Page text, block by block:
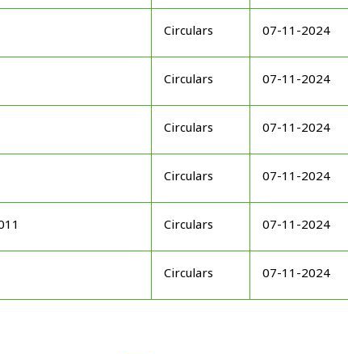
Circulars 07-11-2024
Circulars 07-11-2024
Circulars 07-11-2024
Circulars 07-11-2024
Circulars 07-11-2024
Circulars 07-11-2024